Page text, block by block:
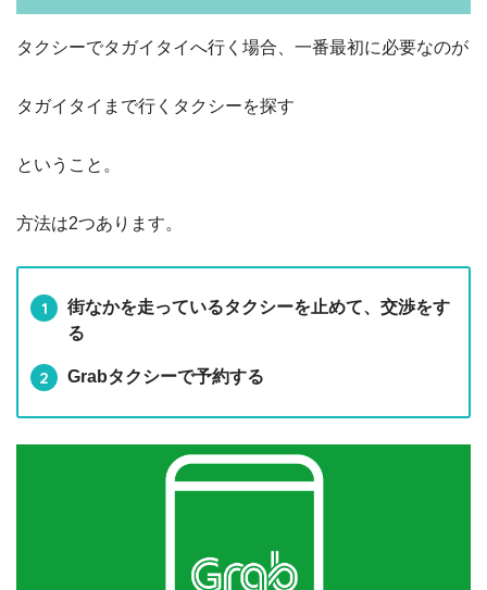
タクシーでタガイタイへ行く場合、一番最初に必要なのが
タガイタイまで行くタクシーを探す
ということ。
方法は2つあります。
街なかを走っているタクシーを止めて、交渉をす
る
Grabタクシーで予約する